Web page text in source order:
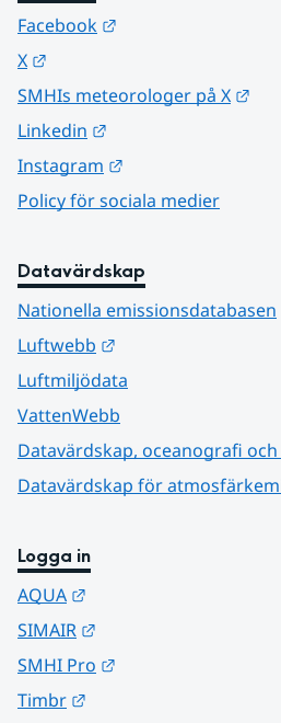
Facebook
X
SMHIs meteorologer på X
Linkedin
Instagram
Policy för sociala medier
Datavärdskap
Nationella emissionsdatabasen
Luftwebb
Luftmiljödata
VattenWebb
Datavärdskap, oceanografi
Datavärdskap för
Logga in
AQUA
SIMAIR
SMHI Pro
Timbr